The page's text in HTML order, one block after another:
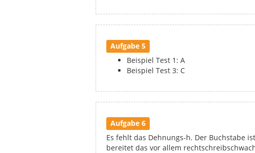
Aufgabe 5
Beispiel Test 1: A
Beispiel Test 3: C
Aufgabe 6
Es fehlt das Dehnungs-h. Der Buchstabe
bereitet das vor allem